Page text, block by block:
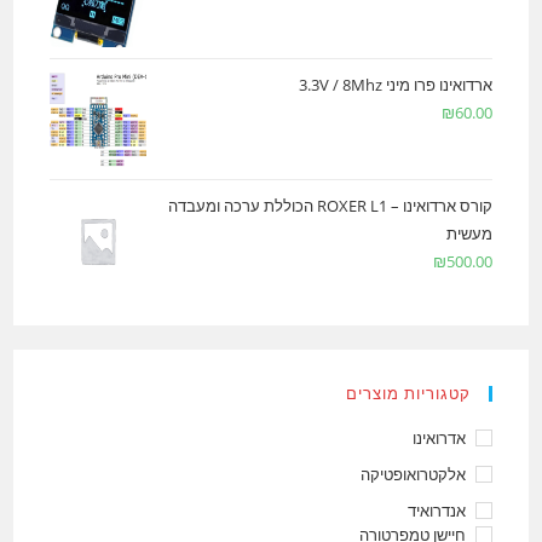
ארדואינו פרו מיני 3.3V / 8Mhz
₪60.00
קורס ארדואינו – ROXER L1 הכוללת ערכה ומעבדה
מעשית
₪500.00
קטגוריות מוצרים
אדרואינו
אלקטרואופטיקה
אנדרואיד
חיישן טמפרטורה